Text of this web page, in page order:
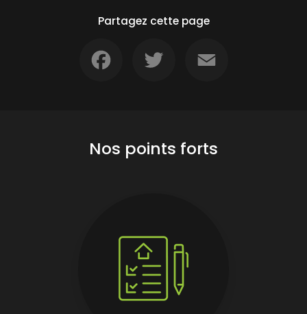
Partagez cette page
Nos points forts